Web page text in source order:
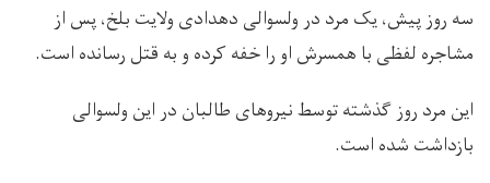
سه روز پیش، یک مرد در ولسوالی دهدادی ولایت بلخ، پس از
مشاجره لفظی با همسرش او را خفه کرده و به قتل رسانده است.
این مرد روز گذشته توسط نیروهای طالبان در این ولسوالی
بازداشت شده است.